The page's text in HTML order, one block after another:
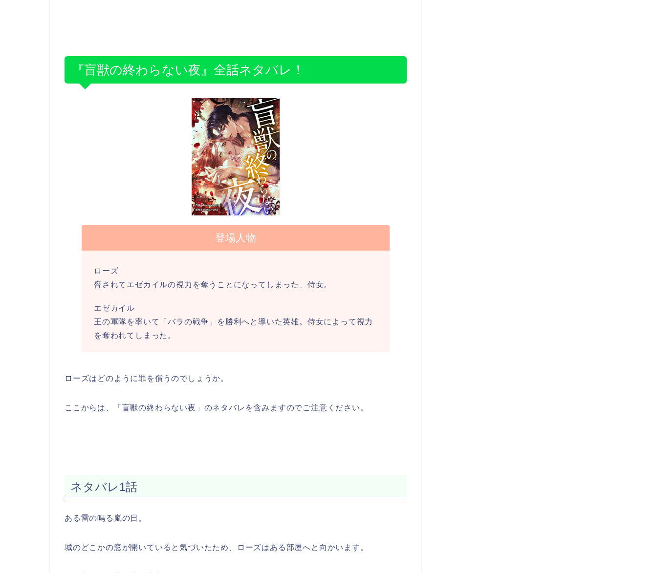
『盲獣の終わらない夜』全話ネタバレ！
登場人物
ローズ
脅されてエゼカイルの視力を奪うことになってしまった、侍女。
エゼカイル
王の軍隊を率いて「バラの戦争」を勝利へと導いた英雄。侍女によって視力
を奪われてしまった。
ローズはどのように罪を償うのでしょうか。
ここからは、「盲獣の終わらない夜」のネタバレを含みますのでご注意ください。
ネタバレ1話
ある雷の鳴る嵐の日。
城のどこかの窓が開いていると気づいたため、ローズはある部屋へと向かいます。